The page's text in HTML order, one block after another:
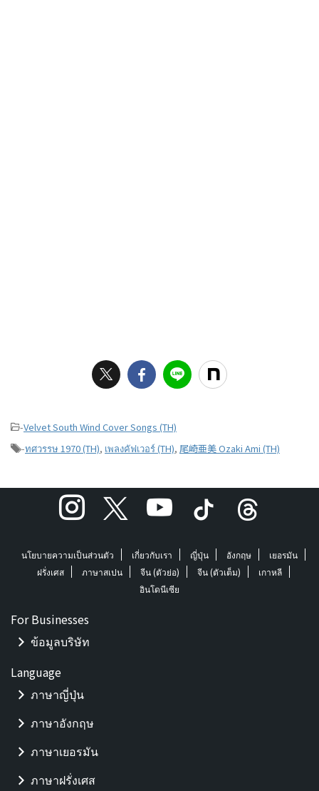
-Velvet South Wind Cover Songs (TH)
-ทศวรรษ 1970 (TH), เพลงคัฟเวอร์ (TH), 尾崎亜美 Ozaki Ami (TH)
นโยบายความเป็นส่วนตัว เกี่ยวกับเรา ญี่ปุ่น อังกฤษ
เยอรมัน
ฝรั่งเศส
ภาษาสเปน จีน (ตัวย่อ) จีน (ตัวเต็ม)
เกาหลี
อินโดนีเซีย
For Businesses
ข้อมูลบริษัท
Language
ภาษาญี่ปุ่น
ภาษาอังกฤษ
ภาษาเยอรมัน
ภาษาฝรั่งเศส